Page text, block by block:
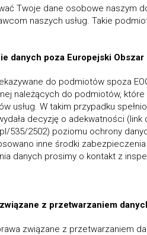
Twoje dane osobowe naszym
naszych usług. Takie
danych poza Europejski
do podmiotów spoza
należących do podmiotów,
usług. W takim przypadku
decyzję o adekwatności
535/2502) poziomu ochrony
inne środki
danych prosimy o kontakt z
z przetwarzaniem
związane z przetwarzaniem